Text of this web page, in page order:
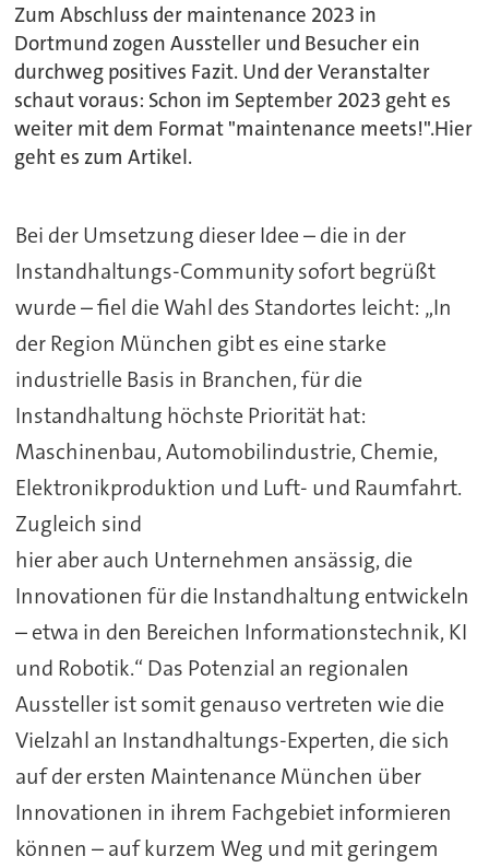
Zum Abschluss der maintenance 2023 in
Dortmund zogen Aussteller und Besucher ein
durchweg positives Fazit. Und der Veranstalter
schaut voraus: Schon im September 2023 geht es
weiter mit dem Format "maintenance meets!".Hier
geht es zum Artikel.
Bei der Umsetzung dieser Idee – die in der
Instandhaltungs-Community sofort begrüßt
wurde – fiel die Wahl des Standortes leicht: „In
der Region München gibt es eine starke
industrielle Basis in Branchen, für die
Instandhaltung höchste Priorität hat:
Maschinenbau, Automobilindustrie, Chemie,
Elektronikproduktion und Luft- und Raumfahrt.
Zugleich sind
hier aber auch Unternehmen ansässig, die
Innovationen für die Instandhaltung entwickeln
– etwa in den Bereichen Informationstechnik, KI
und Robotik.“ Das Potenzial an regionalen
Aussteller ist somit genauso vertreten wie die
Vielzahl an Instandhaltungs-Experten, die sich
auf der ersten Maintenance München über
Innovationen in ihrem Fachgebiet informieren
können – auf kurzem Weg und mit geringem